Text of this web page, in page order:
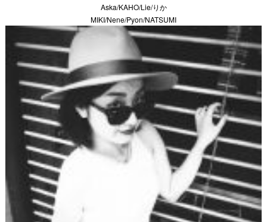
Aska/KAHO/Lie/りか
MIKI/Nene/Pyon/NATSUMI